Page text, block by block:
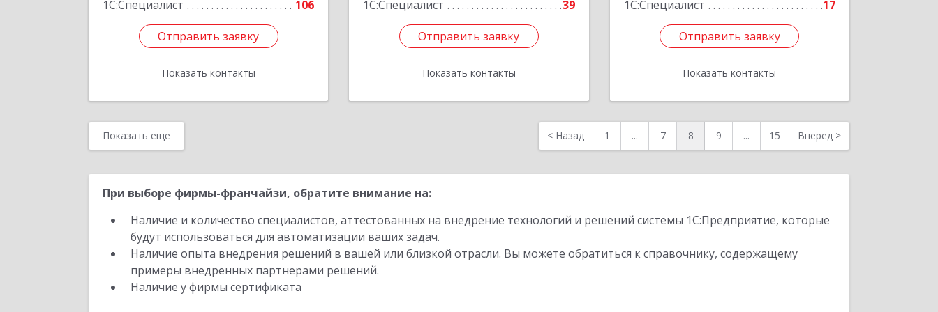
1С:Специалист
106
Отправить заявку
Показать контакты
Отправить заявку
Назад
1С:Специалист
39
Отправить заявку
Показать контакты
Отправить заявку
Назад
1С:Специалист
17
Отправить заявку
Показать контакты
Отправить заявку
Назад
Показать еще < Назад 1 ... 7 8 9 ... 15 Вперед >
При выборе фирмы-франчайзи, обратите внимание на:
Наличие и количество специалистов, аттестованных на внедрение технологий и решений системы 1С:Предприятие, которые
будут использоваться для автоматизации ваших задач.
Наличие опыта внедрения решений в вашей или близкой отрасли. Вы можете обратиться к справочнику, содержащему
примеры внедренных партнерами решений.
Наличие у фирмы сертификата